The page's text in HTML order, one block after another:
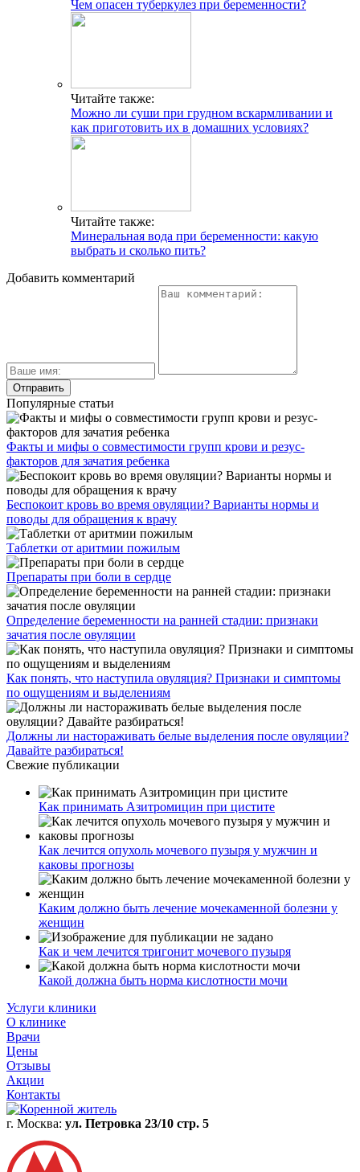
Чем опасен туберкулез при беременности?
Читайте также:
Можно ли суши при грудном вскармливании и
как приготовить их в домашних условиях?
Читайте также:
Минеральная вода при беременности: какую
выбрать и сколько пить?
Добавить комментарий
Популярные статьи
Факты и мифы о совместимости групп крови и резус-
факторов для зачатия ребенка
Беспокоит кровь во время овуляции? Варианты нормы и
поводы для обращения к врачу
Таблетки от аритмии пожилым
Препараты при боли в сердце
Определение беременности на ранней стадии: признаки
зачатия после овуляции
Как понять, что наступила овуляция? Признаки и симптомы
по ощущениям и выделениям
Должны ли настораживать белые выделения после овуляции?
Давайте разбираться!
Свежие публикации
Как принимать Азитромицин при цистите
Как лечится опухоль мочевого пузыря у мужчин и
каковы прогнозы
Каким должно быть лечение мочекаменной болезни у
женщин
Как и чем лечится тригонит мочевого пузыря
Какой должна быть норма кислотности мочи
Услуги клиники
О клинике
Врачи
Цены
Отзывы
Акции
Контакты
г. Москва: ул. Петровка 23/10 стр. 5